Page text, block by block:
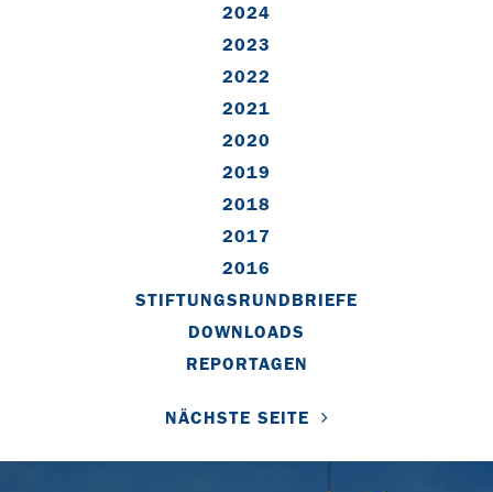
2024
2023
2022
2021
2020
2019
2018
2017
2016
STIFTUNGSRUNDBRIEFE
DOWNLOADS
REPORTAGEN
NÄCHSTE SEITE